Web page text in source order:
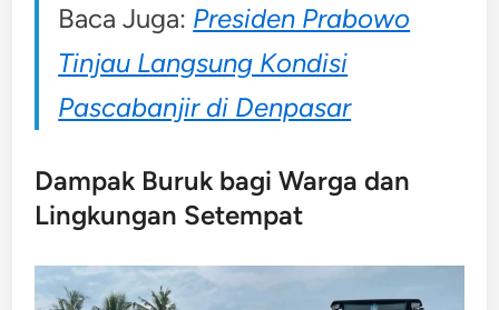
Baca Juga: Presiden Prabowo
Tinjau Langsung Kondisi
Pascabanjir di Denpasar
Dampak Buruk bagi Warga dan
Lingkungan Setempat